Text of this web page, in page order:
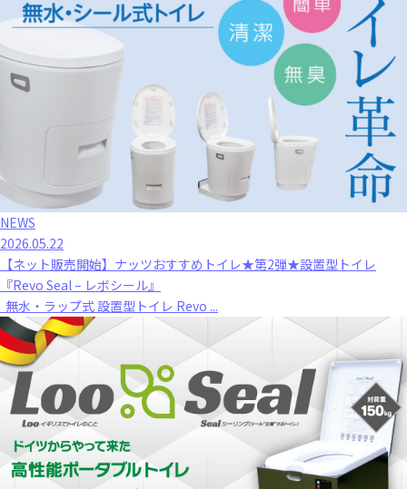
NEWS
2026.05.22
【ネット販売開始】ナッツおすすめトイレ★第2弾★設置型トイレ
『Revo Seal – レボシール』
無水・ラップ式 設置型トイレ Revo ...